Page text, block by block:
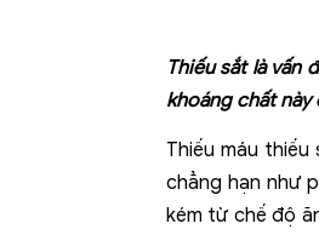
o
:
Thiếu sắt là
khoáng chất
Thiếu máu
chẳng hạn như
kém từ chế độ